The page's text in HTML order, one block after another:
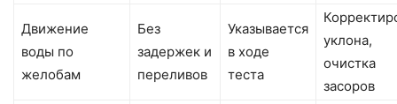
Движение
воды по
желобам
Без
задержек и
переливов
Указывается
в ходе
теста
уклона,
очистка
засоров